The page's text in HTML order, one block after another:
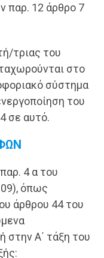
παρ. 12 άρθρο 7
τριας του
στο
σύστημα
του
σε αυτό.
4 α του
όπως
άρθρου 44 του
στην Α΄ τάξη του